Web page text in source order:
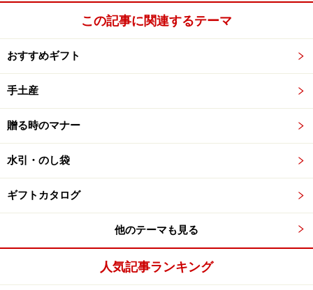
次ページは、
パーティーを楽しくする小物たち
オンラインで購入できる *ラッピンググッズ
基本の包み方から応用編まで *
季節に合わせたギフト情報をお届けします♪ 月1回発行・無料。
この記事に関連するテーマ
おすすめギフト
手土産
贈る時のマナー
水引・のし袋
ギフトカタログ
他のテーマも見る
人気記事ランキング